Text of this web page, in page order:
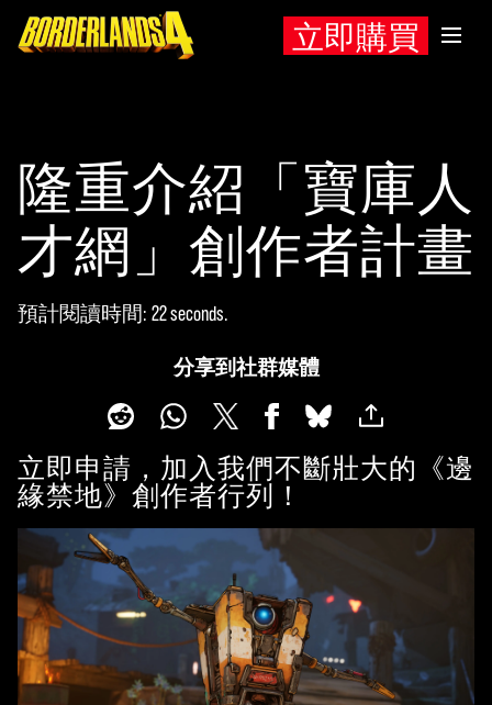
立即購買
隆重介紹「寶庫人
才網」創作者計畫
預計閱讀時間 22 seconds
分享到社群媒體
立即申請，加入我們不斷壯大的《邊
緣禁地》創作者行列！